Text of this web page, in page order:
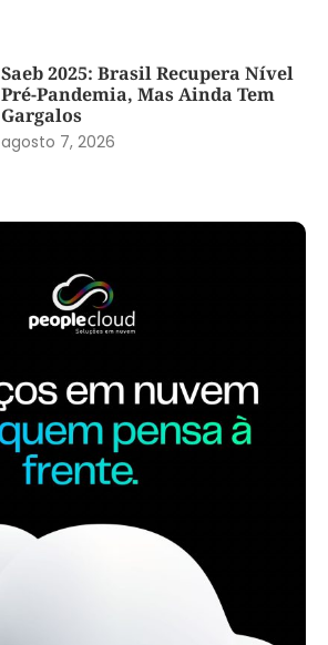
Saeb 2025: Brasil Recupera Nível
Pré-Pandemia, Mas Ainda Tem
Gargalos
agosto 7, 2026